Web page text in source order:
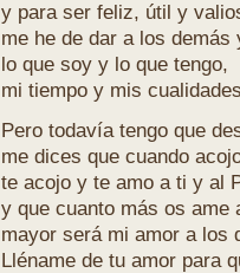
y para ser feliz, útil y
me he de dar a los
lo que soy y lo que tengo,
mi tiempo y mis
Pero todavía tengo que
me dices que cuando
te acojo y te amo a ti y al
y que cuanto más os
mayor será mi amor a los
Lléname de tu amor para